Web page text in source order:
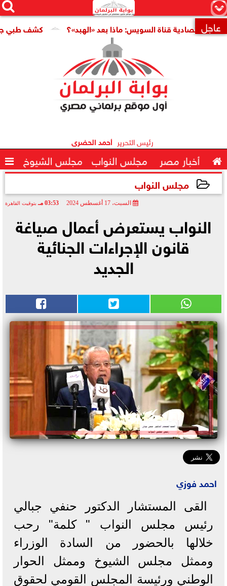
×


 عاجل كشف طبي جديد قناة السويس: ماذا بعد «الهبد»؟
رئيس التحرير أحمد الحضرى
 أخبار مصر مجلس النواب مجلس الشيوخ 
مجلس النواب
السبت، 17 أغسطس 2024 03:53 مـ بتوقيت القاهرة
النواب يستعرض أعمال صياغة
قانون الإجراءات الجنائية
الجديد
احمد فوزي
القى المستشار الدكتور حنفي جبالي
رئيس مجلس النواب " كلمة" رحب
خلالها بالحضور من السادة الوزراء
وممثل مجلس الشيوخ وممثل الحوار
الوطني ورئيسة المجلس القومي لحقوق